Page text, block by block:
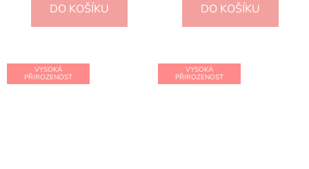
DO KOŠÍKU DO KOŠÍKU
VYSOKÁ
PŘIROZENOST
VYSOKÁ
PŘIROZENOST